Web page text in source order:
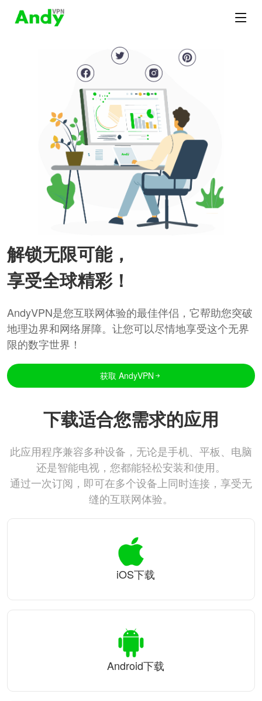
解锁无限可能，
享受全球精彩！
AndyVPN是您互联网体验的最佳伴侣，它帮助您突破
地理边界和网络屏障。让您可以尽情地享受这个无界
限的数字世界！
获取 AndyVPN
下载适合您需求的应用
此应用程序兼容多种设备，无论是手机、平板、电脑
还是智能电视，您都能轻松安装和使用。
通过一次订阅，即可在多个设备上同时连接，享受无
缝的互联网体验。
iOS下载
Android下载